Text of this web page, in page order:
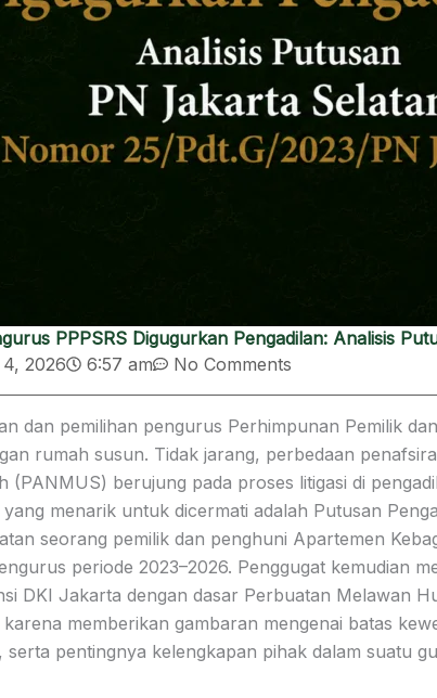
PPPSRS Digugurkan Pengadilan: Analisis
2026 6:57 am No Comments
dan pemilihan pengurus Perhimpunan Pemilik
rumah susun. Tidak jarang, perbedaan
(PANMUS) berujung pada proses litigasi di
menarik untuk dicermati adalah Putusan
seorang pemilik dan penghuni Apartemen
periode 2023–2026. Penggugat kemudian
DKI Jakarta dengan dasar Perbuatan Melawan
memberikan gambaran mengenai batas
serta pentingnya kelengkapan pihak dalam suatu